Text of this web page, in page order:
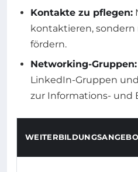
Kontakte zu pflegen:
kontaktieren,
fördern.
Networking-Gruppen:
LinkedIn-Gruppen
zur Informations- und